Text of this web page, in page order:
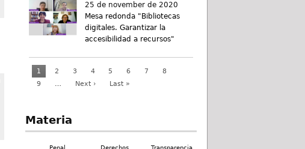
25 de november de 2020
Mesa redonda "Bibliotecas
digitales. Garantizar la
accesibilidad a recursos"
1 2 3 4 5 6 7
8
9
… Next › Last »
Materia